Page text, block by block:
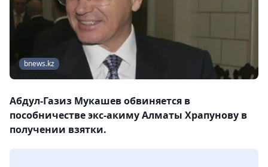
bnews.kz
Абдул-Газиз Мукашев обвиняется в
пособничестве экс-акиму Алматы Храпунову в
получении взятки.